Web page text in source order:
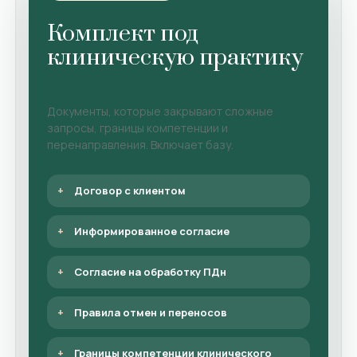
Комплект под
клиническую практику
Документы, которые закрывают сложные
запросы, границы компетенции и
перенаправления. Включает базу.
Договор с клиентом
Информированное согласие
Согласие на обработку ПДн
Правила отмен и переносов
Границы компетенции клинического